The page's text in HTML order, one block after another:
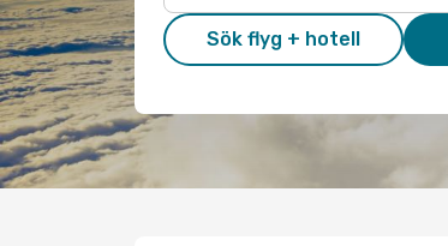
Sök flyg + hotell